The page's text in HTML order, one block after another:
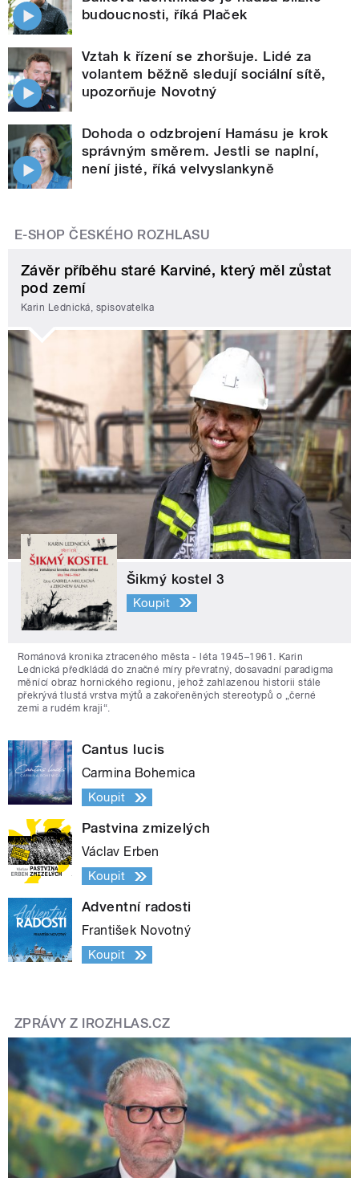
budoucnosti, říká Plaček
Vztah k řízení se zhoršuje. Lidé za
volantem běžně sledují sociální sítě,
upozorňuje Novotný
Dohoda o odzbrojení Hamásu je krok
správným směrem. Jestli se naplní,
není jisté, říká velvyslankyně
E-SHOP ČESKÉHO ROZHLASU
Závěr příběhu staré Karviné, který měl zůstat
pod zemí
Karin Lednická, spisovatelka
Šikmý kostel 3
Koupit
Románová kronika ztraceného města - léta 1945–1961. Karin
Lednická předkládá do značné míry převratný, dosavadní paradigma
měnící obraz hornického regionu, jehož zahlazenou historii stále
překrývá tlustá vrstva mýtů a zakořeněných stereotypů o „černé
zemi a rudém kraji“.
Cantus lucis
Carmina Bohemica
Koupit
Pastvina zmizelých
Václav Erben
Koupit
Adventní radosti
František Novotný
Koupit
ZPRÁVY Z IROZHLAS.CZ